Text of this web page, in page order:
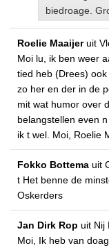
biedroage.
Roelie Maaijeruit
Moi lu, ik ben weer
tied heb (Drees)
zo her en der in de
mit wat humor over
belangstellen even
ik t wel. Moi, Roelie
Fokko Bottema uit
t Het benne de
Oskerders
Jan Dirk Rop uit Nij
Moi, Ik heb van